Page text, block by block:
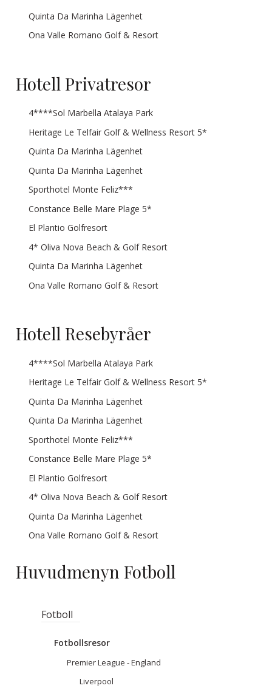
Quinta Da Marinha Lägenhet
Ona Valle Romano Golf & Resort
Hotell Privatresor
4****Sol Marbella Atalaya Park
Heritage Le Telfair Golf & Wellness Resort 5*
Quinta Da Marinha Lägenhet
Quinta Da Marinha Lägenhet
Sporthotel Monte Feliz***
Constance Belle Mare Plage 5*
El Plantio Golfresort
4* Oliva Nova Beach & Golf Resort
Quinta Da Marinha Lägenhet
Ona Valle Romano Golf & Resort
Hotell Resebyråer
4****Sol Marbella Atalaya Park
Heritage Le Telfair Golf & Wellness Resort 5*
Quinta Da Marinha Lägenhet
Quinta Da Marinha Lägenhet
Sporthotel Monte Feliz***
Constance Belle Mare Plage 5*
El Plantio Golfresort
4* Oliva Nova Beach & Golf Resort
Quinta Da Marinha Lägenhet
Ona Valle Romano Golf & Resort
Huvudmenyn Fotboll
Fotboll
Fotbollsresor
Premier League - England
Liverpool